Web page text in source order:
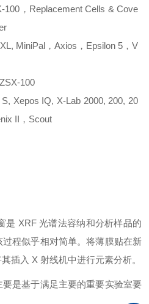
100，Replacement Cells & Cove
MiniPal，Axios，Epsilon 5，V
100
Xepos IQ, X-Lab 2000, 200, 20
II，Scout
是 XRF 光谱法容纳和分析样品的
程似乎相对简单。将薄膜贴在新
插入 X 射线机中进行元素分析。
是基于满足主要的重要实验室要